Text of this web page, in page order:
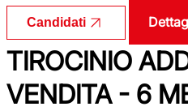
Candidati
TIROCINIO
VENDITA - 6